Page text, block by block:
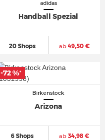
adidas
Handball Spezial
20 Shops ab49,50 €
Birkenstock
Arizona
6 Shops ab 34,98 €
-72 %*